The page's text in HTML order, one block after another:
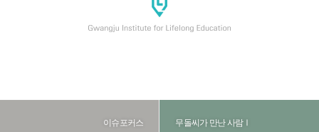
이슈포커스 무돌씨가 만난 사람Ⅰ